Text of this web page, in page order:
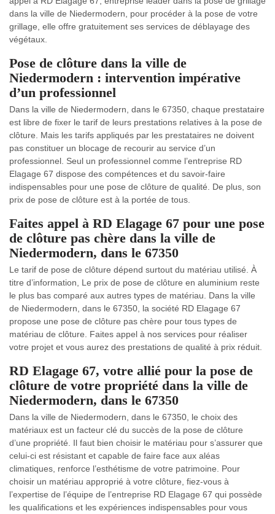
dans la ville de Niedermodern, pour procéder à la pose de votre
grillage, elle offre gratuitement ses services de déblayage des
végétaux.
Pose de clôture dans la ville de
Niedermodern : intervention impérative
d’un professionnel
Dans la ville de Niedermodern, dans le 67350, chaque prestataire
est libre de fixer le tarif de leurs prestations relatives à la pose de
clôture. Mais les tarifs appliqués par les prestataires ne doivent
pas constituer un blocage de recourir au service d’un
professionnel. Seul un professionnel comme l’entreprise RD
Elagage 67 dispose des compétences et du savoir-faire
indispensables pour une pose de clôture de qualité. De plus, son
prix de pose de clôture est à la portée de tous.
Faites appel à RD Elagage 67 pour une pose
de clôture pas chère dans la ville de
Niedermodern, dans le 67350
Le tarif de pose de clôture dépend surtout du matériau utilisé. À
titre d’information, Le prix de pose de clôture en aluminium reste
le plus bas comparé aux autres types de matériau. Dans la ville
de Niedermodern, dans le 67350, la société RD Elagage 67
propose une pose de clôture pas chère pour tous types de
matériau de clôture. Faites appel à nos services pour réaliser
votre projet et vous aurez des prestations de qualité à prix réduit.
RD Elagage 67, votre allié pour la pose de
clôture de votre propriété dans la ville de
Niedermodern, dans le 67350
Dans la ville de Niedermodern, dans le 67350, le choix des
matériaux est un facteur clé du succès de la pose de clôture
d’une propriété. Il faut bien choisir le matériau pour s’assurer que
celui-ci est résistant et capable de faire face aux aléas
climatiques, renforce l’esthétisme de votre patrimoine. Pour
choisir un matériau approprié à votre clôture, fiez-vous à
l’expertise de l’équipe de l’entreprise RD Elagage 67 qui possède
les qualifications et les expériences indispensables pour vous